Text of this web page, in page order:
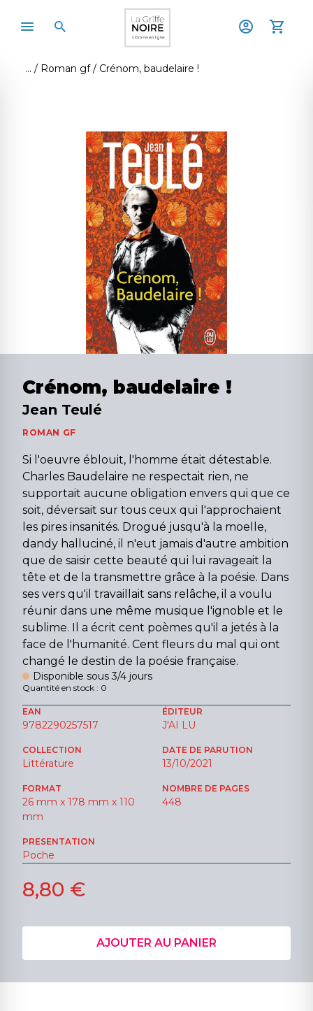
Roman gf Crénom, baudelaire !
Crénom, baudelaire !
Jean Teulé
ROMAN GF
Si l'oeuvre éblouit, l'homme était détestable.
Charles Baudelaire ne respectait rien, ne
supportait aucune obligation envers qui que ce
soit, déversait sur tous ceux qui l'approchaient
les pires insanités. Drogué jusqu'à la moelle,
dandy halluciné, il n'eut jamais d'autre ambition
que de saisir cette beauté qui lui ravageait la
tête et de la transmettre grâce à la poésie. Dans
ses vers qu'il travaillait sans relâche, il a voulu
réunir dans une même musique l'ignoble et le
sublime. Il a écrit cent poèmes qu'il a jetés à la
face de l'humanité. Cent fleurs du mal qui ont
changé le destin de la poésie française.
Disponible sous 3/4 jours
Quantité en stock : 0
EAN
9782290257517
ÉDITEUR
J'AI LU
COLLECTION
Littérature
DATE DE PARUTION
13/10/2021
FORMAT
26 mm x 178 mm x 110
mm
NOMBRE DE PAGES
448
PRESENTATION
Poche
8,80 €
AJOUTER AU PANIER